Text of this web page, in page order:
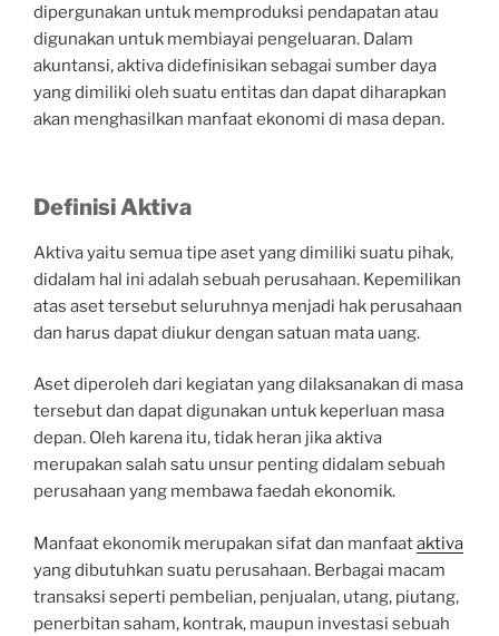
dipergunakan untuk memproduksi pendapatan atau
digunakan untuk membiayai pengeluaran. Dalam
akuntansi, aktiva didefinisikan sebagai sumber daya
yang dimiliki oleh suatu entitas dan dapat diharapkan
akan menghasilkan manfaat ekonomi di masa depan.
Definisi Aktiva
Aktiva yaitu semua tipe aset yang dimiliki suatu pihak,
didalam hal ini adalah sebuah perusahaan. Kepemilikan
atas aset tersebut seluruhnya menjadi hak perusahaan
dan harus dapat diukur dengan satuan mata uang.
Aset diperoleh dari kegiatan yang dilaksanakan di masa
tersebut dan dapat digunakan untuk keperluan masa
depan. Oleh karena itu, tidak heran jika aktiva
merupakan salah satu unsur penting didalam sebuah
perusahaan yang membawa faedah ekonomik.
Manfaat ekonomik merupakan sifat dan manfaataktiva
yang dibutuhkan suatu perusahaan. Berbagai macam
transaksi seperti pembelian, penjualan, utang, piutang,
penerbitan saham, kontrak, maupun investasi sebuah